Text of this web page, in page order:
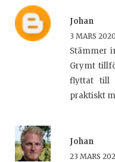
Johan
3 MARS
Stämmer
Grymt
flyttat till
praktiskt
Johan
23 MARS